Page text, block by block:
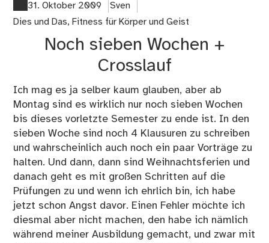
31. Oktober 2009
Sven
Dies und Das, Fitness für Körper und Geist
Noch sieben Wochen +
Crosslauf
Ich mag es ja selber kaum glauben, aber ab
Montag sind es wirklich nur noch sieben Wochen
bis dieses vorletzte Semester zu ende ist. In den
sieben Woche sind noch 4 Klausuren zu schreiben
und wahrscheinlich auch noch ein paar Vorträge zu
halten. Und dann, dann sind Weihnachtsferien und
danach geht es mit großen Schritten auf die
Prüfungen zu und wenn ich ehrlich bin, ich habe
jetzt schon Angst davor. Einen Fehler möchte ich
diesmal aber nicht machen, den habe ich nämlich
während meiner Ausbildung gemacht, und zwar mit